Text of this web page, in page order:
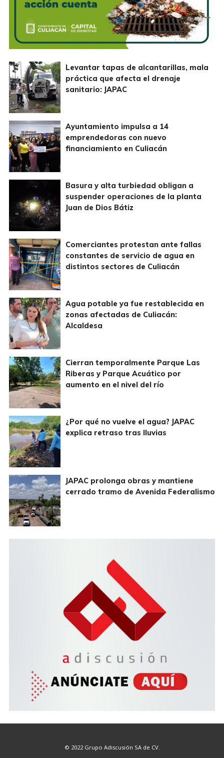
Levantar tapas de alcantarillas, mala
práctica que afecta el drenaje
sanitario: JAPAC
Ayuntamiento impulsa a 14
emprendedoras con nuevo
financiamiento en Culiacán
Basura y alta turbiedad obligan a
suspender operaciones de la planta
Juan de Dios Bátiz
Comerciantes protestan ante fallas
constantes de servicio de agua en
distintos sectores de Culiacán
Agua potable ya fue restablecida en
zonas afectadas de Culiacán:
Alcaldesa
Cierran temporalmente Parque Las
Riberas y Parque Acuático por
aumento en el nivel del río
¿Por qué no vuelve el agua? JAPAC
explica retraso tras lluvias
JAPAC prolonga obras y mantiene
cerrado tramo de Avenida Federalismo
© 2022 Grupo Adiscusión SA de CV.